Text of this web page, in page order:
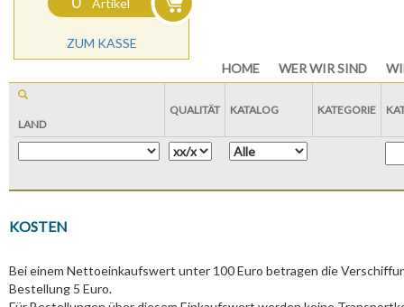
Artikel
ZUM KASSE
HOME
WER WIR SIND
LAND
QUALITÄT KATALOG KATEGORIE
KOSTEN
Bei einem Nettoeinkaufswert unter 100 Euro betragen die
Bestellung 5 Euro.